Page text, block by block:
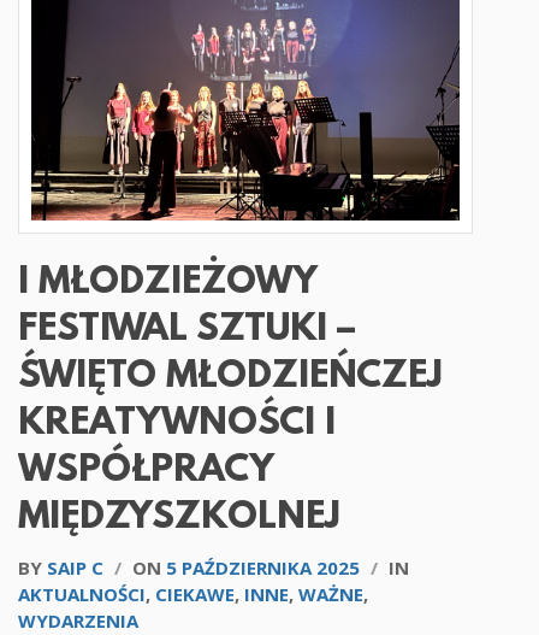
I MŁODZIEŻOWY
FESTIWAL SZTUKI –
ŚWIĘTO MŁODZIEŃCZEJ
KREATYWNOŚCI I
WSPÓŁPRACY
MIĘDZYSZKOLNEJ
BY SAIP C / ON 5 PAŹDZIERNIKA 2025 / IN
AKTUALNOŚCI, CIEKAWE, INNE, WAŻNE,
WYDARZENIA